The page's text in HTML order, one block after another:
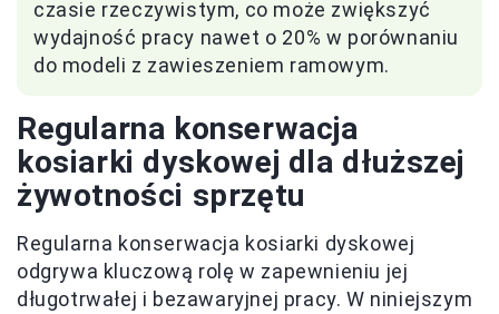
czasie rzeczywistym, co może zwiększyć
wydajność pracy nawet o 20% w porównaniu
do modeli z zawieszeniem ramowym.
Regularna konserwacja
kosiarki dyskowej dla dłuższej
żywotności sprzętu
Regularna konserwacja kosiarki dyskowej
odgrywa kluczową rolę w zapewnieniu jej
długotrwałej i bezawaryjnej pracy. W niniejszym